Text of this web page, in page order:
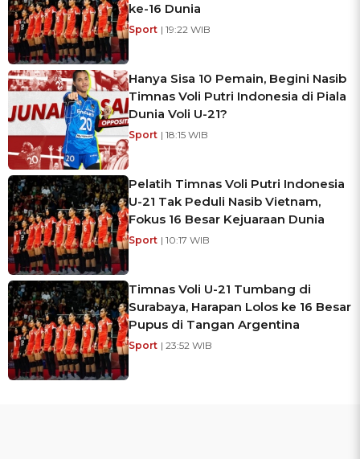
ke-16 Dunia
Sport | 19:22 WIB
Hanya Sisa 10 Pemain, Begini Nasib
Timnas Voli Putri Indonesia di Piala
Dunia Voli U-21?
Sport | 18:15 WIB
Pelatih Timnas Voli Putri Indonesia
U-21 Tak Peduli Nasib Vietnam,
Fokus 16 Besar Kejuaraan Dunia
Sport | 10:17 WIB
Timnas Voli U-21 Tumbang di
Surabaya, Harapan Lolos ke 16 Besar
Pupus di Tangan Argentina
Sport | 23:52 WIB